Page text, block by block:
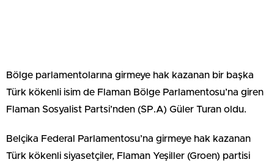
Bölge parlamentolarına girmeye hak kazanan bir başka
Türk kökenli isim de Flaman Bölge Parlamentosu’na giren
Flaman Sosyalist Partsi’nden (SP.A) Güler Turan oldu.
Belçika Federal Parlamentosu’na girmeye hak kazanan
Türk kökenli siyasetçiler, Flaman Yeşiller (Groen) partisi